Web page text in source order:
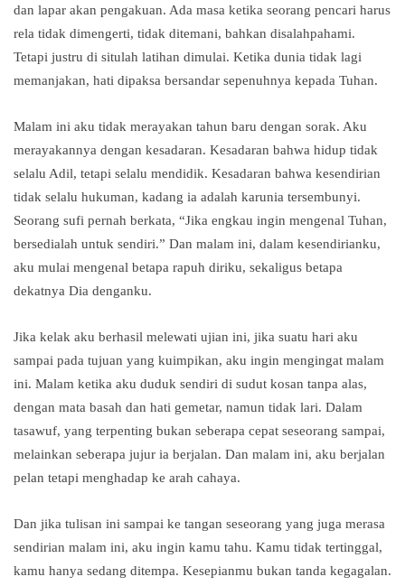
dan lapar akan pengakuan. Ada masa ketika seorang pencari harus
rela tidak dimengerti, tidak ditemani, bahkan disalahpahami.
Tetapi justru di situlah latihan dimulai. Ketika dunia tidak lagi
memanjakan, hati dipaksa bersandar sepenuhnya kepada Tuhan.
Malam ini aku tidak merayakan tahun baru dengan sorak. Aku
merayakannya dengan kesadaran. Kesadaran bahwa hidup tidak
selalu Adil, tetapi selalu mendidik. Kesadaran bahwa kesendirian
tidak selalu hukuman, kadang ia adalah karunia tersembunyi.
Seorang sufi pernah berkata, “Jika engkau ingin mengenal Tuhan,
bersedialah untuk sendiri.” Dan malam ini, dalam kesendirianku,
aku mulai mengenal betapa rapuh diriku, sekaligus betapa
dekatnya Dia denganku.
Jika kelak aku berhasil melewati ujian ini, jika suatu hari aku
sampai pada tujuan yang kuimpikan, aku ingin mengingat malam
ini. Malam ketika aku duduk sendiri di sudut kosan tanpa alas,
dengan mata basah dan hati gemetar, namun tidak lari. Dalam
tasawuf, yang terpenting bukan seberapa cepat seseorang sampai,
melainkan seberapa jujur ia berjalan. Dan malam ini, aku berjalan
pelan tetapi menghadap ke arah cahaya.
Dan jika tulisan ini sampai ke tangan seseorang yang juga merasa
sendirian malam ini, aku ingin kamu tahu. Kamu tidak tertinggal,
kamu hanya sedang ditempa. Kesepianmu bukan tanda kegagalan.